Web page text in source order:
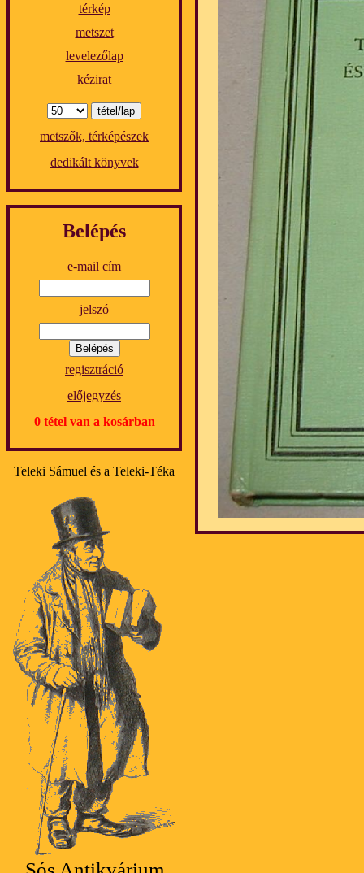
térkép
metszet
levelezőlap
kézirat
metszők, térképészek
dedikált könyvek
Belépés
e-mail cím
jelszó
regisztráció
előjegyzés
0 tétel van a kosárban
Teleki Sámuel és a Teleki-Téka